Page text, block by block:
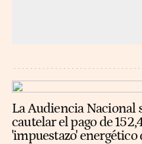
La Audiencia Nacional
cautelar el pago de
'impuestazo' energético